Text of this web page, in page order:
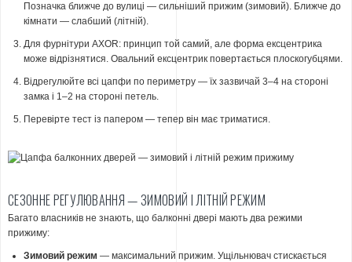
Позначка ближче до вулиці — сильніший прижим (зимовий). Ближче до
кімнати — слабший (літній).
Для фурнітури AXOR: принцип той самий, але форма ексцентрика
може відрізнятися. Овальний ексцентрик повертається плоскогубцями.
Відрегулюйте всі цапфи по периметру — їх зазвичай 3–4 на стороні
замка і 1–2 на стороні петель.
Перевірте тест із папером — тепер він має триматися.
СЕЗОННЕ РЕГУЛЮВАННЯ — ЗИМОВИЙ І ЛІТНІЙ РЕЖИМ
Багато власників не знають, що балконні двері мають два режими
прижиму:
Зимовий режим — максимальний прижим. Ущільнювач стискається